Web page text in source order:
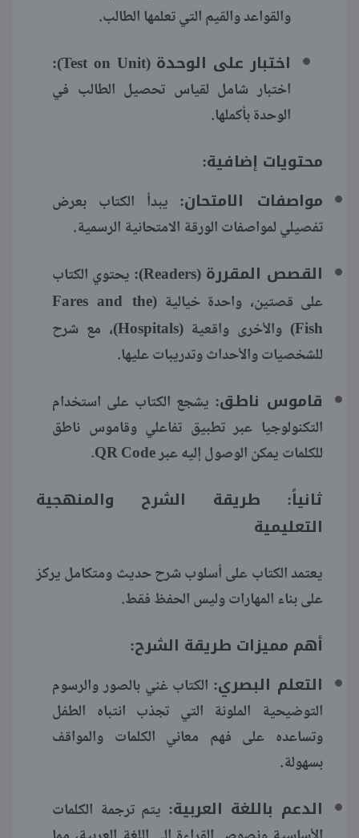
والقواعد والقيم التي تعلمها الطالب.
اختبار على الوحدة (Test on Unit):
اختبار شامل لقياس تحصيل الطالب في
الوحدة بأكملها.
محتويات إضافية:
مواصفات الامتحان: يبدأ الكتاب بعرض
تفصيلي لمواصفات الورقة الامتحانية الرسمية.
القصص المقررة (Readers):
يحتوي الكتاب
على قصتين، واحدة خيالية (Fares and the
Fish) والأخرى واقعية (Hospitals)، مع شرح
للشخصيات والأحداث وتدريبات عليها.
قاموس ناطق: يشجع الكتاب على استخدام
التكنولوجيا عبر تطبيق تفاعلي وقاموس ناطق
للكلمات يمكن الوصول إليه عبر QR Code.
ثانياً: طريقة الشرح والمنهجية
التعليمية
يعتمد الكتاب على أسلوب شرح حديث ومتكامل يركز
على بناء المهارات وليس الحفظ فقط.
أهم مميزات طريقة الشرح:
التعلم البصري: الكتاب غني بالصور والرسوم
التوضيحية الملونة التي تجذب انتباه الطفل
وتساعده على فهم معاني الكلمات والمواقف
بسهولة.
الدعم باللغة العربية: يتم ترجمة الكلمات